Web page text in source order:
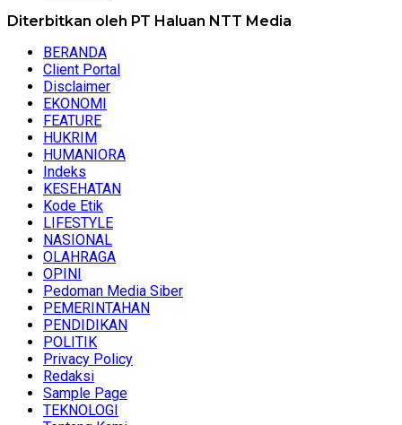
Diterbitkan oleh PT Haluan NTT Media
BERANDA
Client Portal
Disclaimer
EKONOMI
FEATURE
HUKRIM
HUMANIORA
Indeks
KESEHATAN
Kode Etik
LIFESTYLE
NASIONAL
OLAHRAGA
OPINI
Pedoman Media Siber
PEMERINTAHAN
PENDIDIKAN
POLITIK
Privacy Policy
Redaksi
Sample Page
TEKNOLOGI